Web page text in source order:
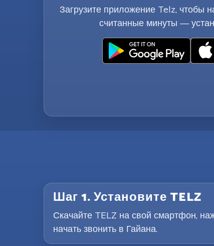
Загрузите приложение Telz, чтобы
считанные минуты —
Шаг 1. Установите TELZ
Скачайте TELZ на свой смартфон,
начать звонить в Гайана.